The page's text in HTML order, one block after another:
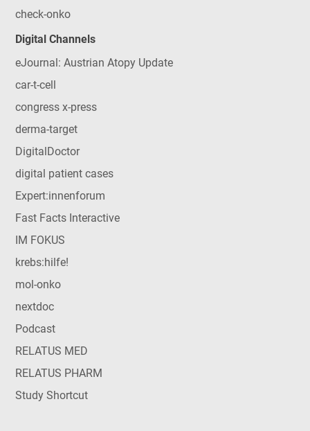
check-onko
Digital Channels
eJournal: Austrian Atopy Update
car-t-cell
congress x-press
derma-target
DigitalDoctor
digital patient cases
Expert:innenforum
Fast Facts Interactive
IM FOKUS
krebs:hilfe!
mol-onko
nextdoc
Podcast
RELATUS MED
RELATUS PHARM
Study Shortcut